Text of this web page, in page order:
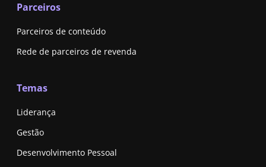
Parceiros
Parceiros de conteúdo
Rede de parceiros de revenda
Temas
Liderança
Gestão
Desenvolvimento Pessoal